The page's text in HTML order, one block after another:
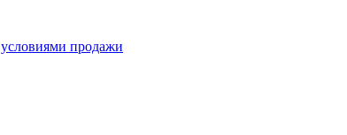
условиями продажи